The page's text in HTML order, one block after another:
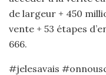
de largeur + 450
vente + 53 étapes
666.
#jelesavais